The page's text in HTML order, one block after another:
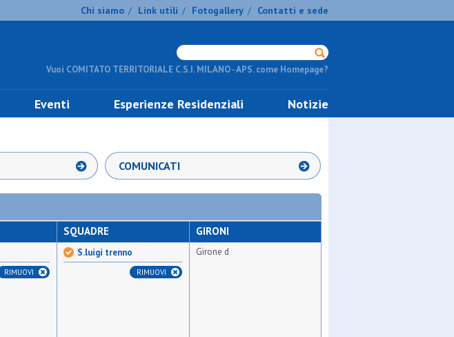
Chi siamo / Link utili / Fotogallery / Contatti e sede
Vuoi COMITATO TERRITORIALE C.S.I. MILANO - APS. come Homepage?
Eventi Esperienze Residenziali Notizie
COMUNICATI
RIMUOVI
SQUADRE
S.luigi trenno
RIMUOVI
GIRONI
Girone d